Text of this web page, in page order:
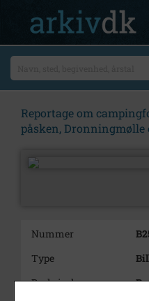
Reportage om
påsken, Dronningmølle
Nummer
Type
Beskrivelse